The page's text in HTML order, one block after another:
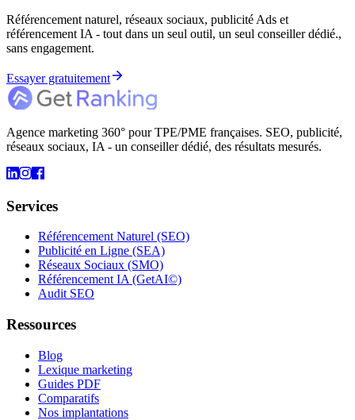
Référencement naturel, réseaux sociaux, publicité Ads et
référencement IA - tout dans un seul outil, un seul conseiller dédié.,
sans engagement.
Essayer gratuitement
Agence marketing 360° pour TPE/PME françaises. SEO, publicité,
réseaux sociaux, IA - un conseiller dédié, des résultats mesurés.
Services
Référencement Naturel (SEO)
Publicité en Ligne (SEA)
Réseaux Sociaux (SMO)
Référencement IA (GetAI©)
Audit SEO
Ressources
Blog
Lexique marketing
Guides PDF
Comparatifs
Nos implantations